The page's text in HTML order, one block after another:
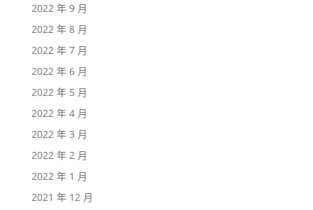
2022 年 9 月
2022 年 8 月
2022 年 7 月
2022 年 6 月
2022 年 5 月
2022 年 4 月
2022 年 3 月
2022 年 2 月
2022 年 1 月
2021 年 12 月